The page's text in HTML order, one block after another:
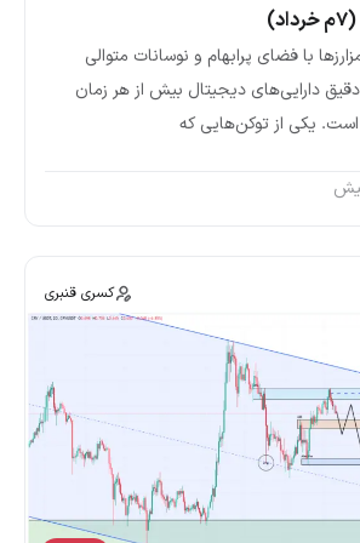
با فضای پرابهام و نوسانات متوالی
دارایی‌های دیجیتال بیش از هر زمان
یکی از توکن‌هایی که
کسری قنبری